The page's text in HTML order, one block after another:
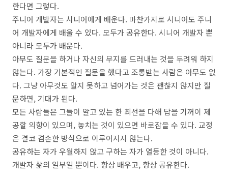
한다면 그렇다.
주니어 개발자는 시니어에게 배운다. 마찬가지로 시니어도 주니
어 개발자에게 배울 수 있다. 모두가 공유한다. 시니어 개발자 뿐
아니라 모두가 배운다.
아무도 질문을 하거나 자신의 무지를 드러내는 것을 두려워 하지
않는다. 가장 기본적인 질문을 했다고 조롱받는 사람은 아무도 없
다. 그냥 아무것도 알지 못하고 넘어가는 것은 괜찮지 않지만 질
문하면, 기대가 된다.
모든 사람들은 그들이 알고 있는 한 최선을 다해 답을 기꺼이 제
공할 의향이 있으며, 놓치는 것이 있으면 바로잡을 수 있다. 교정
은 결코 겸손한 방식으로 이루어지지 않는다.
공유하는 자가 우월하지 않고 구하는 자가 열등한 것이 아니다.
개발자 삶의 일부일 뿐이다. 항상 배우고, 항상 공유한다.